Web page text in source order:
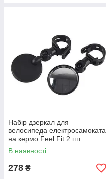
Набір дзеркал для
велосипеда електросамоката
на кермо Feel Fit 2 шт
Чорний (JZ-003-2)
В наявності
278 ₴